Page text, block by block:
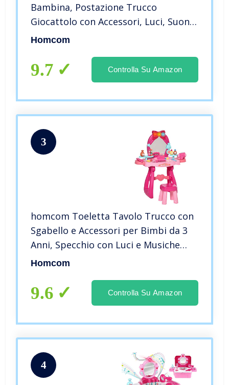
Bambina, Postazione Trucco
Giocattolo con Accessori, Luci, Suoni
Specchio e Telecomando
Homcom
9.7 Controlla Su Amazon
3
homcom Toeletta Tavolo Trucco con
Sgabello e Accessori per Bimbi da 3
Anni, Specchio con Luci e Musiche
Integrate, Rosa e Rosso
Homcom
9.6 Controlla Su Amazon
4